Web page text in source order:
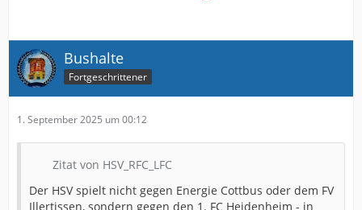
Bushalte
Fortgeschrittener
1. September 2025 um 00:12
Zitat von HSV_RFC_LFC
Der HSV spielt nicht gegen Energie Cottbus oder dem FV
Illertissen, sondern gegen den 1. FC Heidenheim - in